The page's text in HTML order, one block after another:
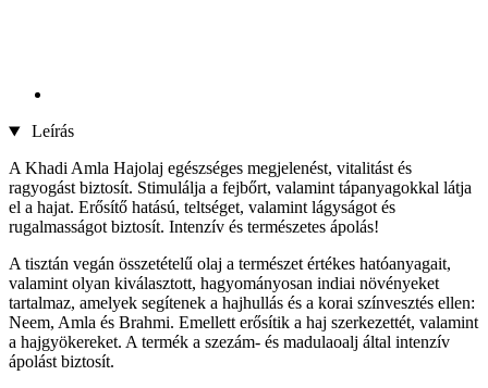
Leírás
A Khadi Amla Hajolaj egészséges megjelenést, vitalitást és
ragyogást biztosít. Stimulálja a fejbőrt, valamint tápanyagokkal látja
el a hajat. Erősítő hatású, teltséget, valamint lágyságot és
rugalmasságot biztosít. Intenzív és természetes ápolás!
A tisztán vegán összetételű olaj a természet értékes hatóanyagait,
valamint olyan kiválasztott, hagyományosan indiai növényeket
tartalmaz, amelyek segítenek a hajhullás és a korai színvesztés ellen:
Neem, Amla és Brahmi. Emellett erősítik a haj szerkezettét, valamint
a hajgyökereket. A termék a szezám- és madulaoalj által intenzív
ápolást biztosít.